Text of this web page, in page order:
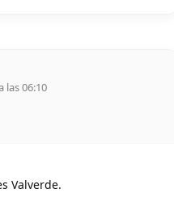
las 06:10
Valverde.